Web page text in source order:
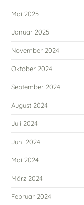
Mai 2025
Januar 2025
November 2024
Oktober 2024
September 2024
August 2024
Juli 2024
Juni 2024
Mai 2024
März 2024
Februar 2024